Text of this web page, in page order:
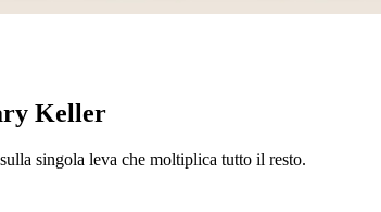
Keller
singola leva che moltiplica tutto il resto.